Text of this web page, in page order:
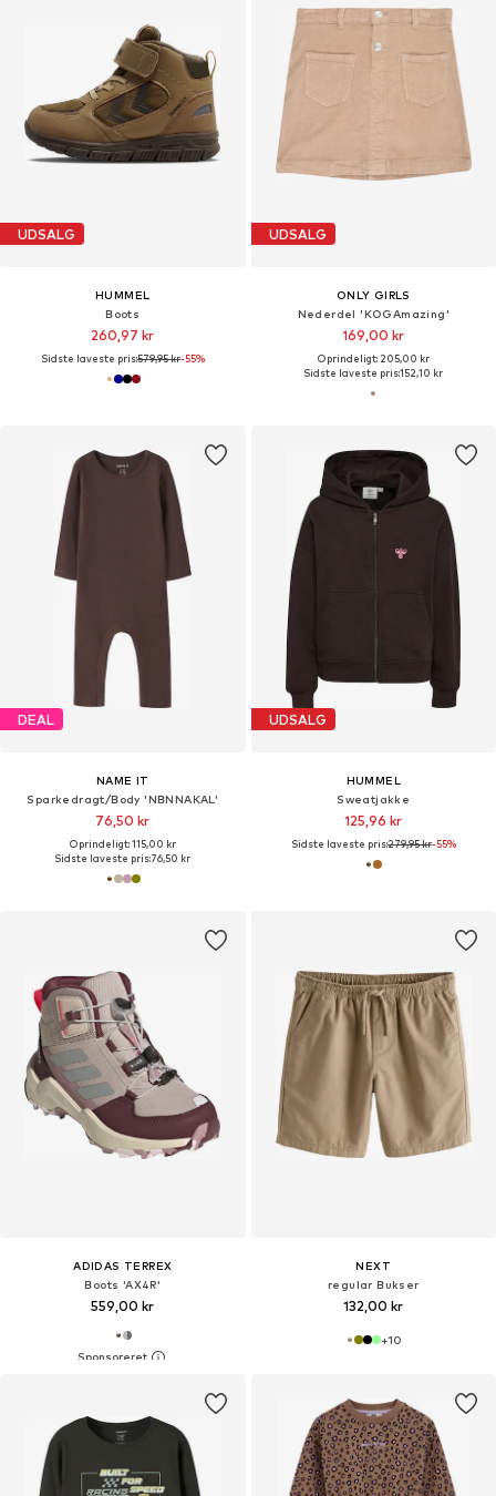
UDSALG
HUMMEL
Boots
260,97 kr
Sidste laveste pris:579,95 kr-55%
UDSALG
ONLY GIRLS
Nederdel 'KOGAmazing'
169,00 kr
Oprindeligt: 205,00 kr
Sidste laveste pris:152,10 kr
DEAL
NAME IT
Sparkedragt/Body 'NBNNAKAL'
76,50 kr
Oprindeligt: 115,00 kr
Sidste laveste pris:76,50 kr
UDSALG
HUMMEL
Sweatjakke
125,96 kr
Sidste laveste pris:279,95 kr-55%
ADIDAS TERREX
Boots 'AX4R'
559,00 kr
NEXT
regular Bukser
132,00 kr
+10